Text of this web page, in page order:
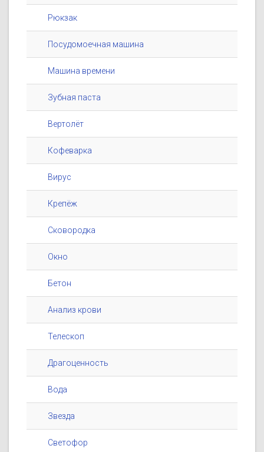
Рюкзак
Посудомоечная машина
Машина времени
Зубная паста
Вертолёт
Кофеварка
Вирус
Крепёж
Сковородка
Окно
Бетон
Анализ крови
Телескоп
Драгоценность
Вода
Звезда
Светофор